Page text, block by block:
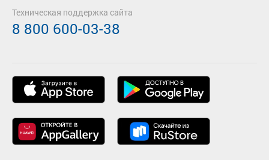
Техническая поддержка сайта
8 800 600-03-38